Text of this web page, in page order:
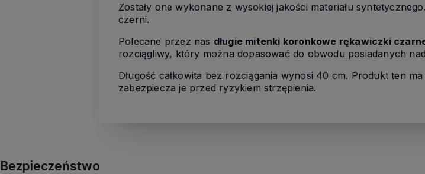
Zostały one wykonane z wysokiej jakości materiału
czerni.
Polecane przez nas długie mitenki koronkowe rękawiczki
rozciągliwy, który można dopasować do obwodu posiadanych
Długość całkowita bez rozciągania wynosi 40 cm. Produkt ten
zabezpiecza je przed ryzykiem strzępienia.
Bezpieczeństwo